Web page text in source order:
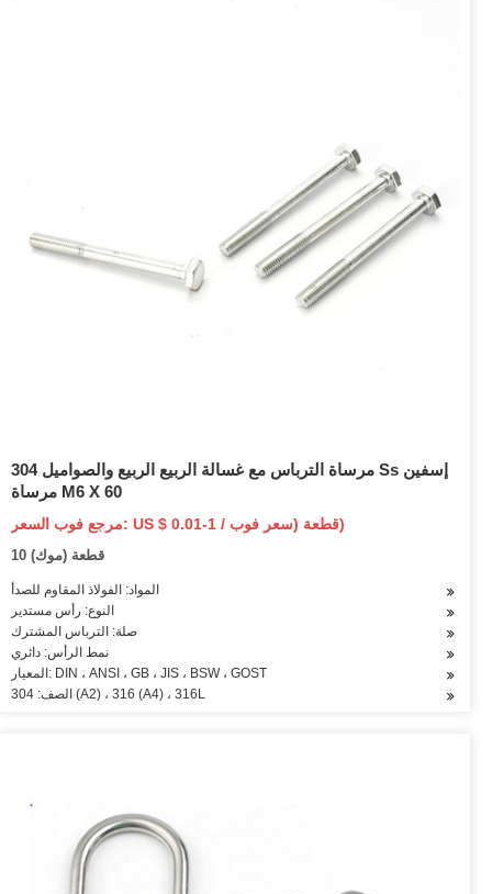
مرساة الترباس مع غسالة الربيع الربيع والصواميل 304 Ss إسفين
مرساة M6 X 60
مرجع فوب السعر: US $ 0.01-1 / قطعة (سعر فوب)
10 قطعة (موك)
المواد: الفولاذ المقاوم للصدأ
النوع: رأس مستدير
صلة: الترباس المشترك
نمط الرأس: دائري
المعيار: DIN ، ANSI ، GB ، JIS ، BSW ، GOST
الصف: 304 (A2) ، 316 (A4) ، 316L